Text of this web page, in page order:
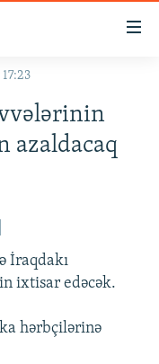
azaldacaq
İraqdakı
ixtisar edəcək.
hərbçilərinə